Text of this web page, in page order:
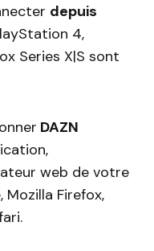
depuis
4,
Series X|S sont
DAZN
web de votre
Mozilla Firefox,